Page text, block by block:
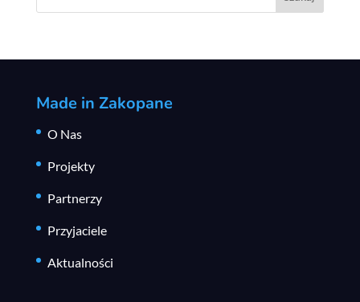
Made in Zakopane
O Nas
Projekty
Partnerzy
Przyjaciele
Aktualności